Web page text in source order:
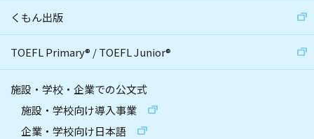
くもん出版
TOEFL Primary® /TOEFL Junior®
施設・学校・企業での公文式
施設・学校向け導入事業
企業・学校向け日本語